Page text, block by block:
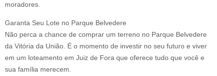
moradores.
Garanta Seu Lote no Parque Belvedere
Não perca a chance de comprar um terreno no Parque Belvedere
da Vitória da União. É o momento de investir no seu futuro e viver
em um loteamento em Juiz de Fora que oferece tudo que você e
sua família merecem.